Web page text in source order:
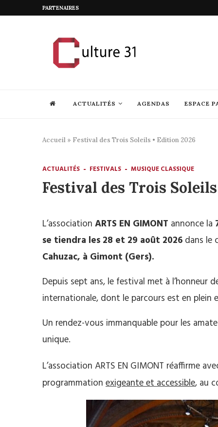
PARTENAIRES
ACTUALITÉS AGENDAS ESPACE
Accueil » Festival des Trois Soleils • Edition 2026
ACTUALITÉS FESTIVALS MUSIQUE CLASSIQUE
Festival des Trois
L’association ARTS EN GIMONT annonce la
se tiendra les 28 et 29 août 2026 dans le
Cahuzac, à Gimont (Gers).
Depuis sept ans, le festival met à l’honneur
internationale, dont le parcours est en plein
Un rendez-vous immanquable pour les
unique.
L’association ARTS EN GIMONT réaffirme
programmation exigeante et accessible, au